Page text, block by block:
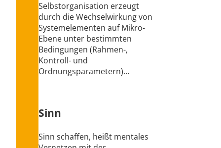
Selbstorganisation erzeugt
durch die Wechselwirkung von
Systemelementen auf Mikro-
Ebene unter bestimmten
Bedingungen (Rahmen-,
Kontroll- und
Ordnungsparametern)…
Sinn
Sinn schaffen, heißt mentales